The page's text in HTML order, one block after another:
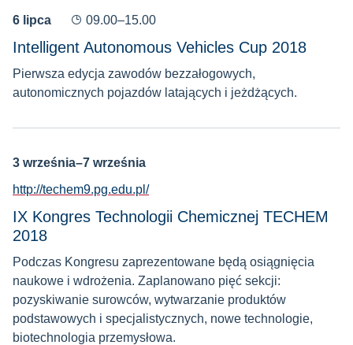
6 lipca 09.00–15.00
Intelligent Autonomous Vehicles Cup 2018
Pierwsza edycja zawodów bezzałogowych,
autonomicznych pojazdów latających i jeżdżących.
3 września–7 września
http://techem9.pg.edu.pl/
IX Kongres Technologii Chemicznej TECHEM
2018
Podczas Kongresu zaprezentowane będą osiągnięcia
naukowe i wdrożenia. Zaplanowano pięć sekcji:
pozyskiwanie surowców, wytwarzanie produktów
podstawowych i specjalistycznych, nowe technologie,
biotechnologia przemysłowa.